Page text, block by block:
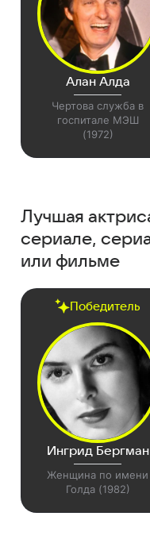
Алан Алда
Чертова служба в
госпитале МЭШ
(1972)
Лучшая
сериале,
или фильме
Победитель
Ингрид Бергман
Женщина по имени
Голда (1982)